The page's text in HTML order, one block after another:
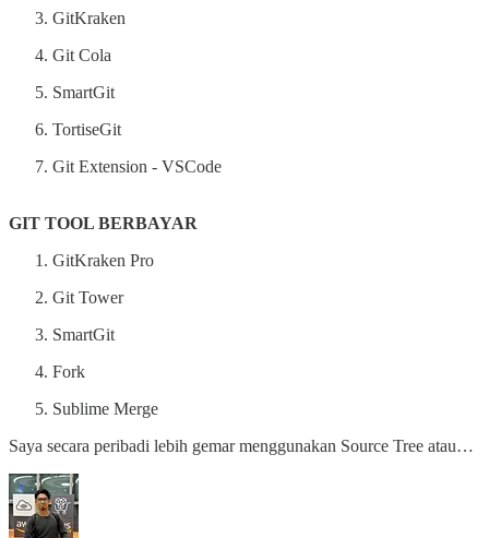
GitKraken
Git Cola
SmartGit
TortiseGit
Git Extension - VSCode
GIT TOOL BERBAYAR
GitKraken Pro
Git Tower
SmartGit
Fork
Sublime Merge
Saya secara peribadi lebih gemar menggunakan Source Tree atau…